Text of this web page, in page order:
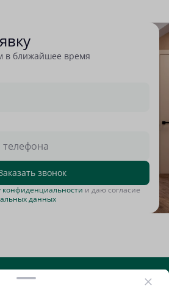
в ближайшее время
звонок
конфиденциальности и даю согласие
данных